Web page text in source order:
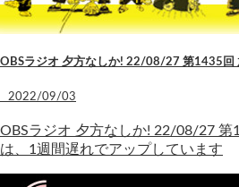
OBSラジオ 夕方なしか! 22/08/27 第1435回
2022/09/03
OBSラジオ 夕方なしか! 22/08/27 第
は、1週間遅れでアップしています